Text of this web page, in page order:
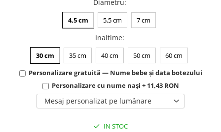
Diametru:
4,5 cm 5,5 cm 7 cm
Inaltime:
30 cm 35 cm 40 cm 50 cm
60 cm
Personalizare gratuită — Nume bebe și data botezului
Personalizare cu nume nași + 11,43 RON
Mesaj personalizat pe lumânare
IN STOC